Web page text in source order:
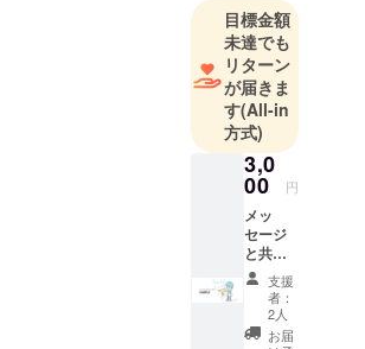
はASCス
クールとい
う教室を立
ち上げ、神
戸を拠点に
「教育にな
る"エクスト
リームス
ポーツ"」の
普及を目指
して活動し
ています。
目標金額
未達でも
リターン
が届きま
す(All-in
方式)
3,0
00 円
メッ
セージ
と共に
ASCス
クール
オリジ
ナルの
支援
者：
2人
お届